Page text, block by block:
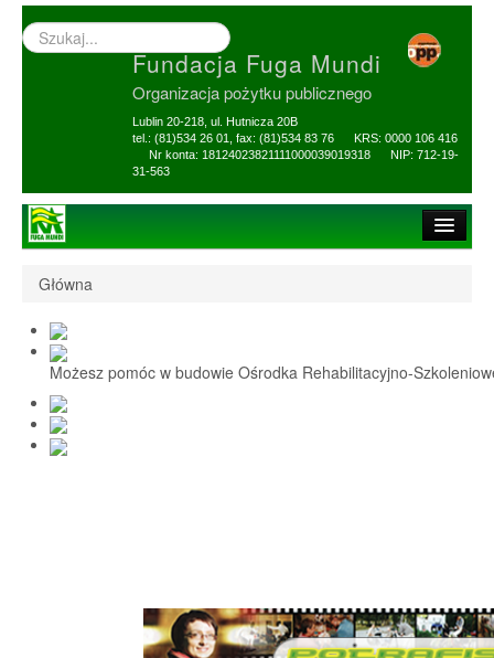
Wyszukiwarka
–
Fundacja Fuga Mundi
Organizacja pożytku publicznego
Lublin 20-218, ul. Hutnicza 20B
tel.: (81)534 26 01, fax: (81)534 83 76 KRS: 0000 106 416
Nr konta: 18124023821111000039019318 NIP: 712-19-
31-563
1,5% i darowizny
Nasi Beneficjenci
Ośrodek Reh-Szkol
Sprawozdania
Główna
Możesz pomóc w budowie Ośrodka Rehabilitacyjno-